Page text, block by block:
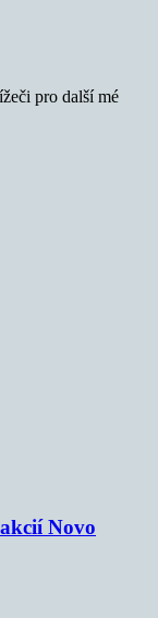
pro další mé
Novo